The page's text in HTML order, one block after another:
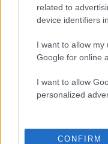
related to
device identifiers
I want to allow
Google for online
I want to allow
personalized
CONFIRM